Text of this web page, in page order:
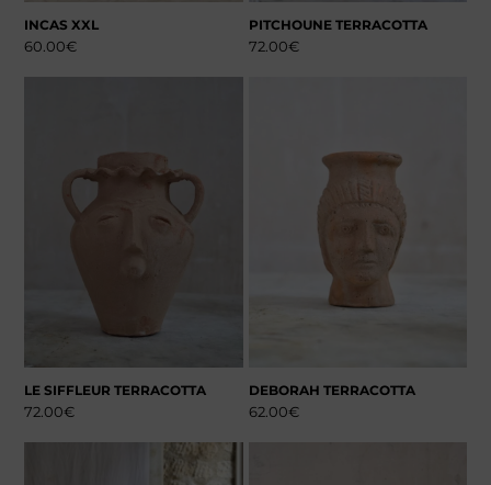
INCAS XXL
60.00€
PITCHOUNE TERRACOTTA
72.00€
LE SIFFLEUR TERRACOTTA
72.00€
DEBORAH TERRACOTTA
62.00€